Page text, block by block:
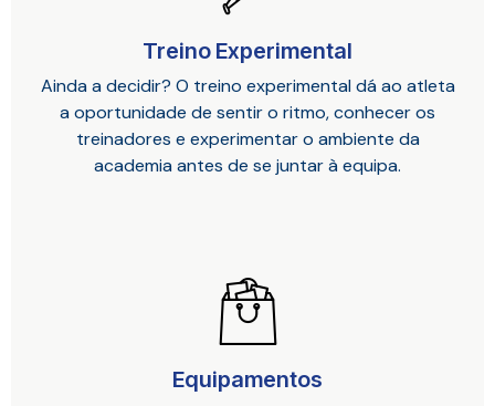
Treino Experimental
Ainda a decidir? O treino experimental dá ao atleta
a oportunidade de sentir o ritmo, conhecer os
treinadores e experimentar o ambiente da
academia antes de se juntar à equipa.
Equipamentos